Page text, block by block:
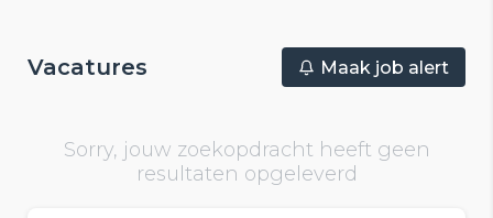
Vacatures Maak job alert
Sorry, jouw zoekopdracht heeft geen
resultaten opgeleverd